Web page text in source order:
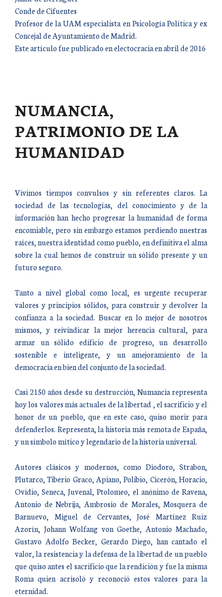
Conde de Cifuentes
Profesor de la UAM especialista en Psicología Política y ex
Concejal de Ayuntamiento de Madrid.
Este artículo fue publicado en electocracia en abril de 2016
NUMANCIA,
PATRIMONIO DE LA
HUMANIDAD
Vivimos tiempos convulsos y sin referentes claros. La
sociedad de las tecnologías, del conocimiento y de la
información han hecho progresar la humanidad de forma
encomiable, pero sin embargo estamos perdiendo nuestras
raíces, nuestra identidad como pueblo, en definitiva el alma
sobre la cual hemos de construir un sólido presente y un
futuro seguro.
Tanto a nivel global como local, es urgente recuperar
valores y principios sólidos, para construir y devolver la
confianza a la sociedad. Buscar en lo mejor de nosotros
mismos, y reivindicar la mejor herencia cultural, para
armar un sólido edificio de progreso, un desarrollo
sostenible e inteligente, y un amejoramiento de la
democracia en bien del conjunto de la sociedad.
Casi 2150 años desde su destrucción, Numancia representa
hoy los valores más actuales de la libertad , el sacrificio y el
honor de un pueblo, que en este caso, quiso morir para
defenderlos. Representa, la historia más remota de España,
y un símbolo mítico y legendario de la historia universal.
Autores clásicos y modernos, como Diodoro, Strabon,
Plutarco, Tiberio Graco, Apiano, Polibio, Cicerón, Horacio,
Ovidio, Seneca, Juvenal, Ptolomeo, el anónimo de Ravena,
Antonio de Nebrija, Ambrosio de Morales, Mosquera de
Barnuevo, Miguel de Cervantes, José Martínez Ruiz
Azorín, Johann Wolfang von Goethe, Antonio Machado,
Gustavo Adolfo Becker, Gerardo Diego, han cantado el
valor, la resistencia y la defensa de la libertad de un pueblo
que quiso antes el sacrificio que la rendición y fue la misma
Roma quien acrisoló y reconoció estos valores para la
eternidad.